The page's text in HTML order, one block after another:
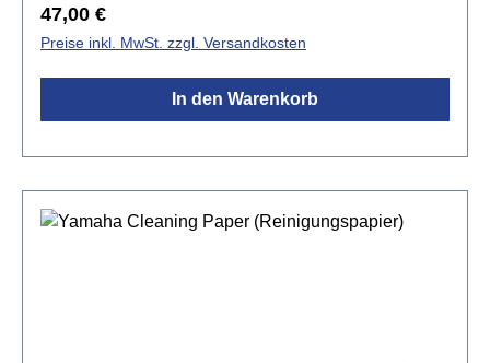
klaren, fokussierten Tons in jeder Oktaveideal für
Profis und AnfängerBlattschraube, Kapsel &
Bissgummi nicht im Lieferumfang enthalten!
Regulärer Preis:
47,00 €
Preise inkl. MwSt. zzgl. Versandkosten
In den Warenkorb